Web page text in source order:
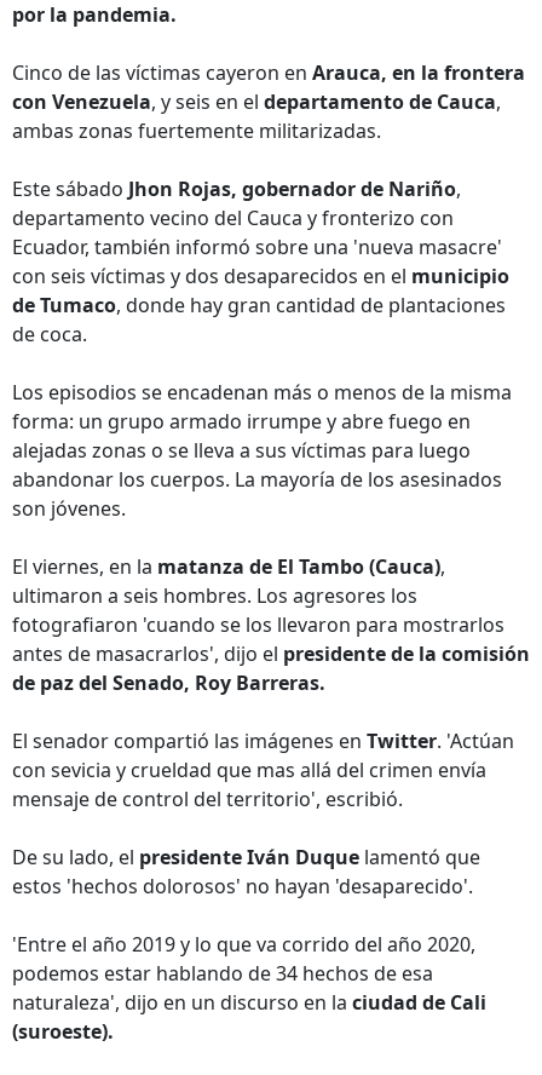
por la pandemia.
Cinco de las víctimas cayeron en Arauca, en la frontera
con Venezuela, y seis en el departamento de Cauca,
ambas zonas fuertemente militarizadas.
Este sábado Jhon Rojas, gobernador de Nariño,
departamento vecino del Cauca y fronterizo con
Ecuador, también informó sobre una 'nueva masacre'
con seis víctimas y dos desaparecidos en el municipio
de Tumaco, donde hay gran cantidad de plantaciones
de coca.
Los episodios se encadenan más o menos de la misma
forma: un grupo armado irrumpe y abre fuego en
alejadas zonas o se lleva a sus víctimas para luego
abandonar los cuerpos. La mayoría de los asesinados
son jóvenes.
El viernes, en la matanza de El Tambo (Cauca),
ultimaron a seis hombres. Los agresores los
fotografiaron 'cuando se los llevaron para mostrarlos
antes de masacrarlos', dijo el presidente de la comisión
de paz del Senado, Roy Barreras.
El senador compartió las imágenes en Twitter. 'Actúan
con sevicia y crueldad que mas allá del crimen envía
mensaje de control del territorio', escribió.
De su lado, el presidente Iván Duque lamentó que
estos 'hechos dolorosos' no hayan 'desaparecido'.
'Entre el año 2019 y lo que va corrido del año 2020,
podemos estar hablando de 34 hechos de esa
naturaleza', dijo en un discurso en la ciudad de Cali
(suroeste).